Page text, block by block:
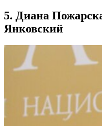
5. Диана
Янковский